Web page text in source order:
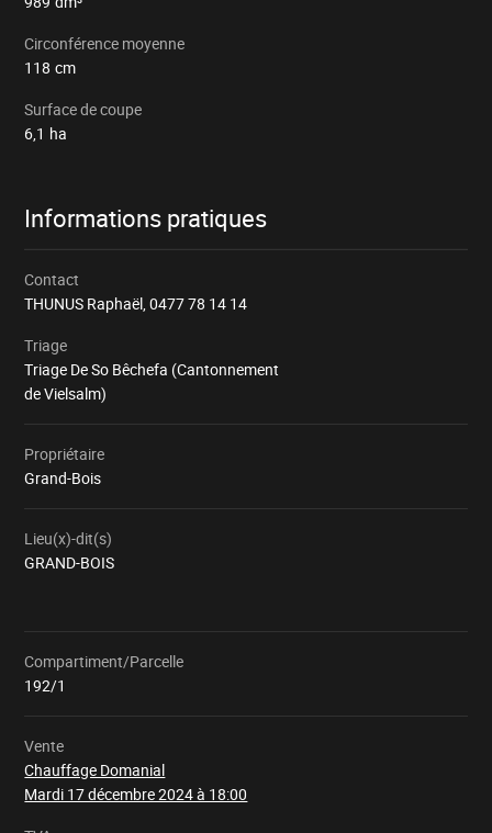
Circonférence moyenne
118 cm
Surface de coupe
6,1 ha
Informations pratiques
Contact
THUNUS Raphaël,0477 78 14 14
Triage
Triage De So Bêchefa (Cantonnement
de Vielsalm)
Propriétaire
Grand-Bois
Lieu(x)-dit(s)
GRAND-BOIS
Compartiment/Parcelle
192/1
Vente
Chauffage Domanial
Mardi 17 décembre 2024 à 18:00
Chargement